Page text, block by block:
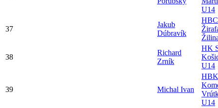
U14
37
Jakub
Dúbravík
38
Richard
Zrník
HK
U14
39 Michal Ivan
HBK
U14